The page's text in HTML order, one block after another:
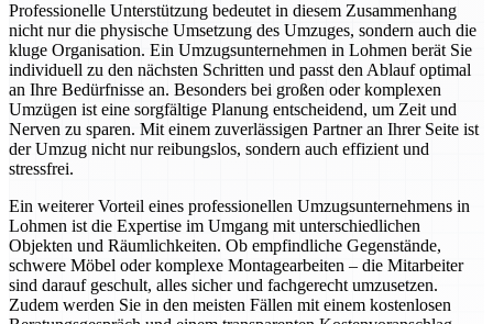
Professionelle Unterstützung bedeutet in diesem Zusammenhang
nicht nur die physische Umsetzung des Umzuges, sondern auch die
kluge Organisation. Ein Umzugsunternehmen in Lohmen berät Sie
individuell zu den nächsten Schritten und passt den Ablauf optimal
an Ihre Bedürfnisse an. Besonders bei großen oder komplexen
Umzügen ist eine sorgfältige Planung entscheidend, um Zeit und
Nerven zu sparen. Mit einem zuverlässigen Partner an Ihrer Seite ist
der Umzug nicht nur reibungslos, sondern auch effizient und
stressfrei.
Ein weiterer Vorteil eines professionellen Umzugsunternehmens in
Lohmen ist die Expertise im Umgang mit unterschiedlichen
Objekten und Räumlichkeiten. Ob empfindliche Gegenstände,
schwere Möbel oder komplexe Montagearbeiten – die Mitarbeiter
sind darauf geschult, alles sicher und fachgerecht umzusetzen.
Zudem werden Sie in den meisten Fällen mit einem kostenlosen